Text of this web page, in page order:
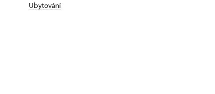
Ubytování